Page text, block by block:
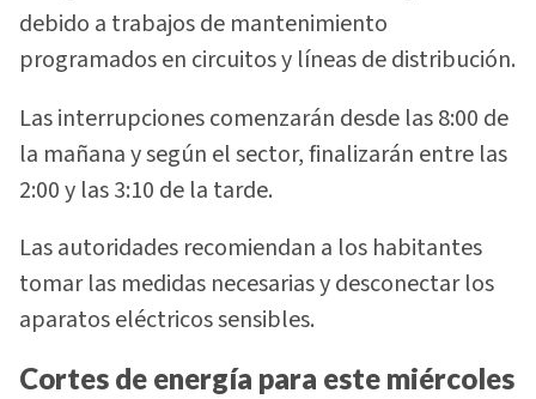
debido a trabajos de mantenimiento
programados en circuitos y líneas de distribución.
Las interrupciones comenzarán desde las 8:00 de
la mañana y según el sector, finalizarán entre las
2:00 y las 3:10 de la tarde.
Las autoridades recomiendan a los habitantes
tomar las medidas necesarias y desconectar los
aparatos eléctricos sensibles.
Cortes de energía para este miércoles